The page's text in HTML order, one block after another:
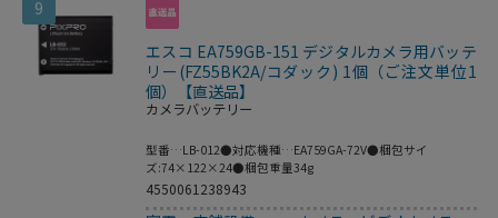
9
エスコ EA759GB-151 デジタルカメラ用バッテ
リー(FZ55BK2A/コダック) 1個（ご注文単位1
個）【直送品】
カメラバッテリー
型番…LB-012●対応機種…EA759GA-72V●梱包サイ
ズ:74×122×24●梱包重量34g
4550061238943